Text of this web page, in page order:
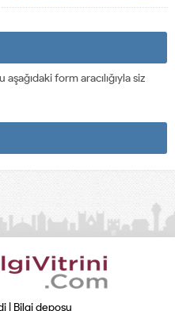
form aracılığıyla siz
| Bilgi deposu